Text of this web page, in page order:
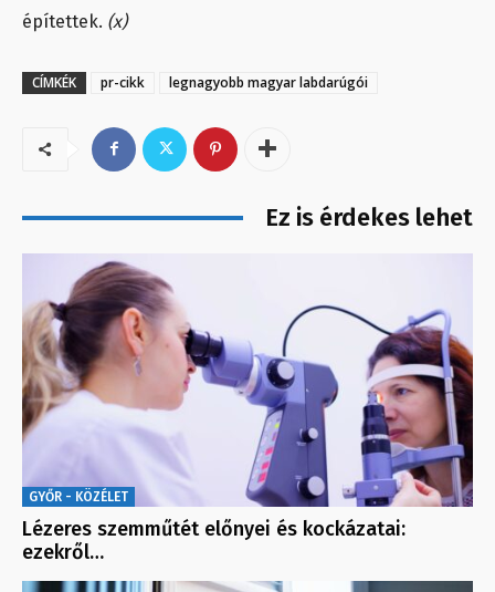
építettek. (x)
CÍMKÉK pr-cikk legnagyobb magyar labdarúgói
Ez is érdekes lehet
GYŐR - KÖZÉLET
Lézeres szemműtét előnyei és kockázatai:
ezekről…